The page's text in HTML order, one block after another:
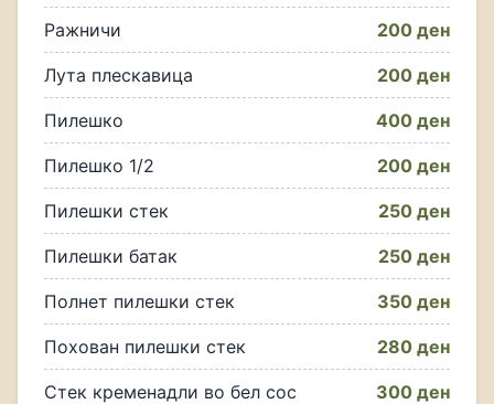
Ражничи 200 ден
Лута плескавица 200 ден
Пилешко 400 ден
Пилешко 1/2 200 ден
Пилешки стек 250 ден
Пилешки батак 250 ден
Полнет пилешки стек 350 ден
Похован пилешки стек 280 ден
Стек кременадли во бел сос 300 ден